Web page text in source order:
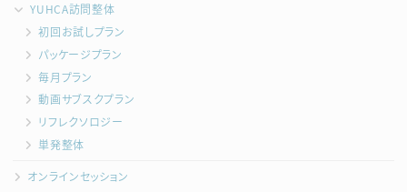
YUHCA訪問整体
初回お試しプラン
パッケージプラン
毎月プラン
動画サブスクプラン
リフレクソロジー
単発整体
オンラインセッション